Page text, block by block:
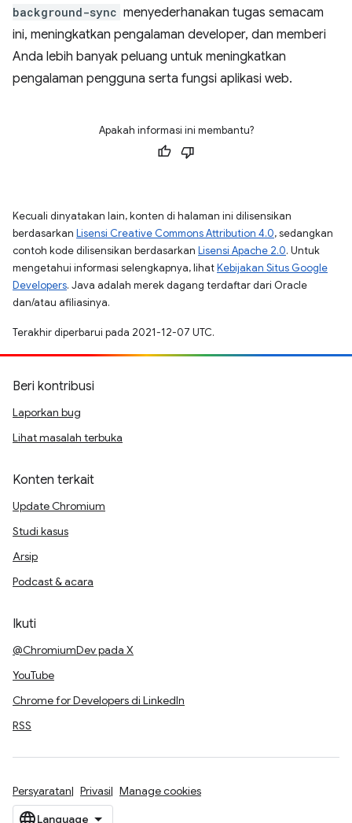
background-sync menyederhanakan tugas semacam
ini, meningkatkan pengalaman developer, dan memberi
Anda lebih banyak peluang untuk meningkatkan
pengalaman pengguna serta fungsi aplikasi web.
Apakah informasi ini membantu?
Kecuali dinyatakan lain, konten di halaman ini dilisensikan
berdasarkan Lisensi Creative Commons Attribution 4.0, sedangkan
contoh kode dilisensikan berdasarkan Lisensi Apache 2.0. Untuk
mengetahui informasi selengkapnya, lihatKebijakan Situs Google
Developers. Java adalah merek dagang terdaftar dari Oracle
dan/atau afiliasinya.
Terakhir diperbarui pada 2021-12-07 UTC.
Beri kontribusi
Laporkan bug
Lihat masalah terbuka
Konten terkait
Update Chromium
Studi kasus
Arsip
Podcast & acara
Ikuti
@ChromiumDev pada X
YouTube
Chrome for Developers di LinkedIn
RSS
Persyaratan Privasi Manage cookies